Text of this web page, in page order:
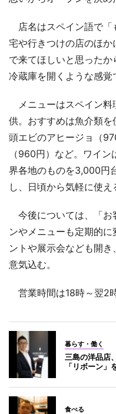
店名はスペイン語で「
宅や行きつけの店のほ
で来てほしいと思った
冷蔵庫を開くような感覚
メニューはスペイン料
供。おすすめは魚介類
頭エビのアヒージョ（
（960円）など。ワイ
界各地のものを3,000円
し、日頃から気軽に使え
今後については、「お
ンやメニューも定期的
ントや展示会なども開
意気込む。
営業時間は18時～翌2
暮らす・働く
三島の洋品店
「リボーン」
食べる